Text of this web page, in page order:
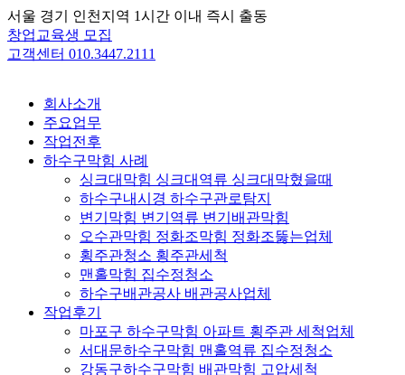
Skip
to
content
서울 경기 인천지역 1시간 이내 즉시 출동
창업교육생 모집
고객센터 010.3447.2111
회사소개
주요업무
작업전후
하수구막힘 사례
싱크대막힘 싱크대역류 싱크대막혔을때
하수구내시경 하수구관로탐지
변기막힘 변기역류 변기배관막힘
오수관막힘 정화조막힘 정화조뚫는업체
횡주관청소 횡주관세척
맨홀막힘 집수정청소
하수구배관공사 배관공사업체
작업후기
마포구 하수구막힘 아파트 횡주관 세척업체
서대문하수구막힘 맨홀역류 집수정청소
강동구하수구막힘 배관막힘 고압세척